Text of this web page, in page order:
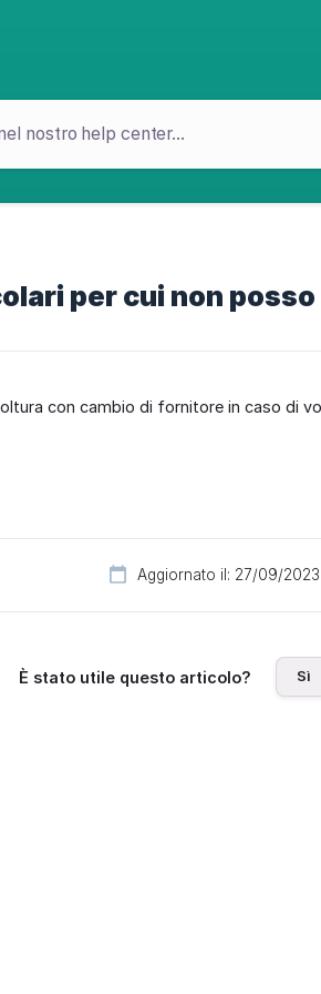
per cui non
con cambio di fornitore in caso di
Aggiornato il: 27/09/2023
È stato utile questo articolo? Sì